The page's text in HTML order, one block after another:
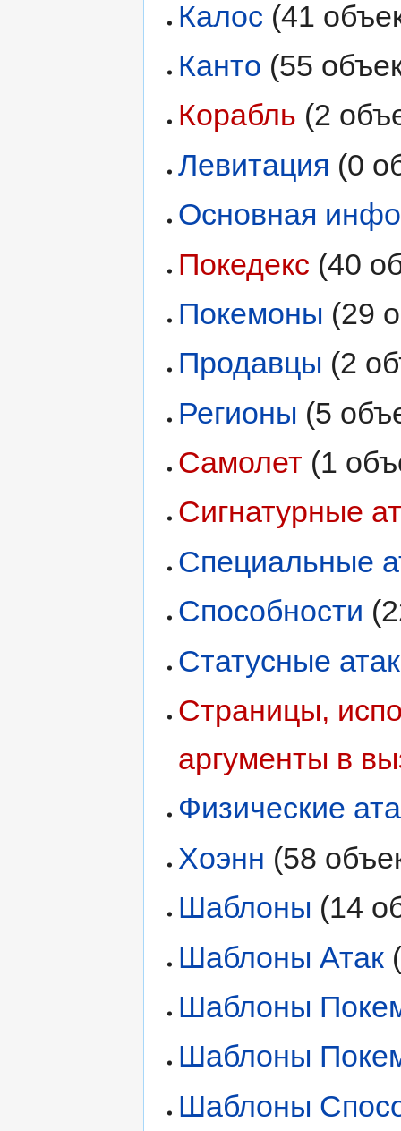
Калос (41
Канто (55
Корабль (2
Левитация (0
Основная
Покедекс (40
Покемоны (29
Продавцы (2
Регионы (5
Самолет (1
Сигнатурные
Специальные
Способности
Статусные
Страницы,
аргументы в
Физические
Хоэнн (58
Шаблоны (14
Шаблоны Атак
Шаблоны
Шаблоны
Шаблоны